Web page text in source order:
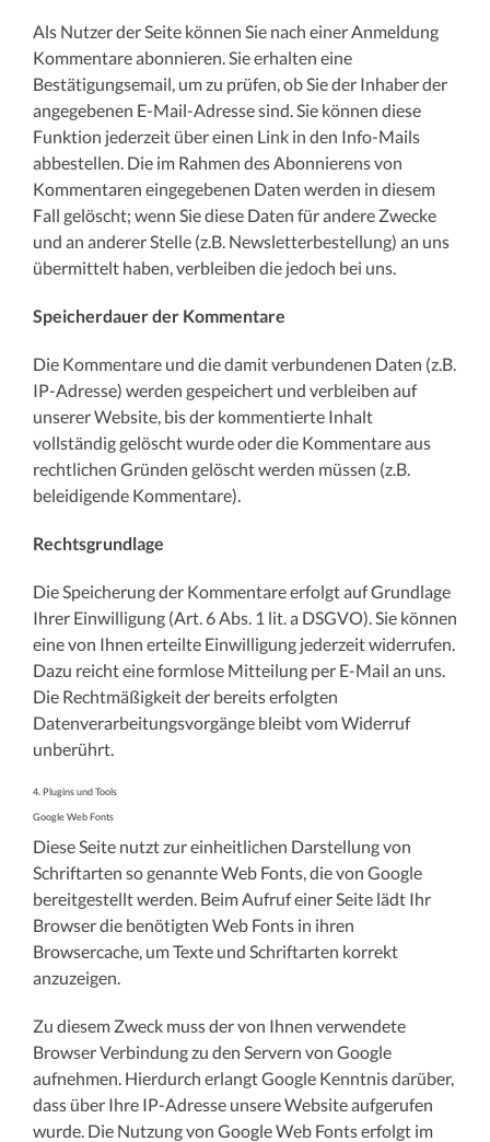
Als Nutzer der Seite können Sie nach einer Anmeldung
Kommentare abonnieren. Sie erhalten eine
Bestätigungsemail, um zu prüfen, ob Sie der Inhaber der
angegebenen E-Mail-Adresse sind. Sie können diese
Funktion jederzeit über einen Link in den Info-Mails
abbestellen. Die im Rahmen des Abonnierens von
Kommentaren eingegebenen Daten werden in diesem
Fall gelöscht; wenn Sie diese Daten für andere Zwecke
und an anderer Stelle (z.B. Newsletterbestellung) an uns
übermittelt haben, verbleiben die jedoch bei uns.
Speicherdauer der Kommentare
Die Kommentare und die damit verbundenen Daten (z.B.
IP-Adresse) werden gespeichert und verbleiben auf
unserer Website, bis der kommentierte Inhalt
vollständig gelöscht wurde oder die Kommentare aus
rechtlichen Gründen gelöscht werden müssen (z.B.
beleidigende Kommentare).
Rechtsgrundlage
Die Speicherung der Kommentare erfolgt auf Grundlage
Ihrer Einwilligung (Art. 6 Abs. 1 lit. a DSGVO). Sie können
eine von Ihnen erteilte Einwilligung jederzeit widerrufen.
Dazu reicht eine formlose Mitteilung per E-Mail an uns.
Die Rechtmäßigkeit der bereits erfolgten
Datenverarbeitungsvorgänge bleibt vom Widerruf
unberührt.
4. Plugins und Tools
Google Web Fonts
Diese Seite nutzt zur einheitlichen Darstellung von
Schriftarten so genannte Web Fonts, die von Google
bereitgestellt werden. Beim Aufruf einer Seite lädt Ihr
Browser die benötigten Web Fonts in ihren
Browsercache, um Texte und Schriftarten korrekt
anzuzeigen.
Zu diesem Zweck muss der von Ihnen verwendete
Browser Verbindung zu den Servern von Google
aufnehmen. Hierdurch erlangt Google Kenntnis darüber,
dass über Ihre IP-Adresse unsere Website aufgerufen
wurde. Die Nutzung von Google Web Fonts erfolgt im